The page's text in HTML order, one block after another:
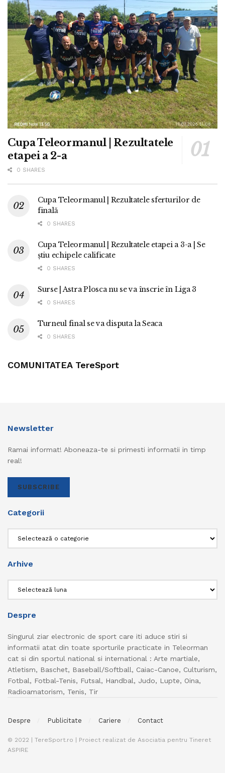
Cupa Teleormanul | Rezultatele
etapei a 2-a
0 SHARES
Cupa Teleormanul | Rezultatele sferturilor de
finală
0 SHARES
Cupa Teleormanul | Rezultatele etapei a 3-a | Se
știu echipele calificate
0 SHARES
Surse | Astra Plosca nu se va înscrie în Liga 3
0 SHARES
Turneul final se va disputa la Seaca
0 SHARES
COMUNITATEA TereSport
Newsletter
Ramai informat! Aboneaza-te si primesti informatii in timp
real!
SUBSCRIBE
Categorii
Arhive
Despre
Singurul ziar electronic de sport care iti aduce stiri si
informatii atat din toate sporturile practicate in Teleorman
cat si din sportul national si international : Arte martiale,
Atletism, Baschet, Baseball/Softball, Caiac-Canoe, Culturism,
Fotbal, Fotbal-Tenis, Futsal, Handbal, Judo, Lupte, Oina,
Radioamatorism, Tenis, Tir
Despre Publicitate Cariere Contact
© 2022 | TereSport.ro | Proiect realizat de Asociatia pentru Tineret
ASPIRE